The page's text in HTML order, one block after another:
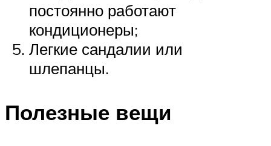
постоянно работают
кондиционеры;
Легкие сандалии или
шлепанцы.
Полезные вещи